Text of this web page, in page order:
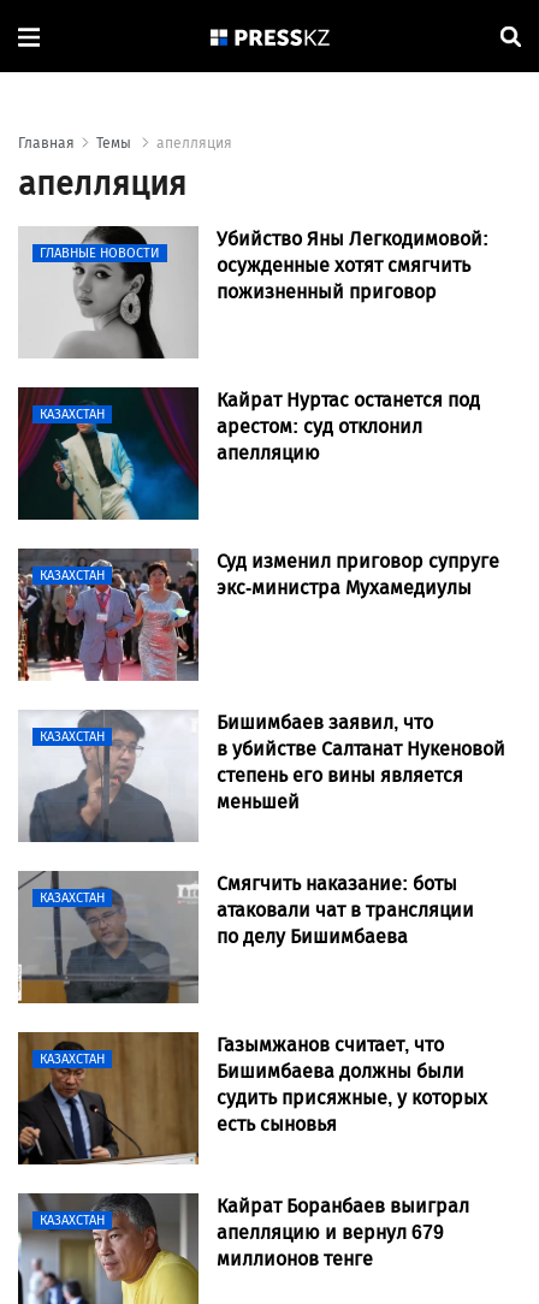
Главная Темы апелляция
апелляция
ГЛАВНЫЕ НОВОСТИ
Убийство Яны Легкодимовой:
осужденные хотят смягчить
пожизненный приговор
КАЗАХСТАН
Кайрат Нуртас останется под
арестом: суд отклонил
апелляцию
КАЗАХСТАН
Суд изменил приговор супруге
экс-министра Мухамедиулы
КАЗАХСТАН
Бишимбаев заявил, что
в убийстве Салтанат Нукеновой
степень его вины является
меньшей
КАЗАХСТАН
Смягчить наказание: боты
атаковали чат в трансляции
по делу Бишимбаева
КАЗАХСТАН
Газымжанов считает, что
Бишимбаева должны были
судить присяжные, у которых
есть сыновья
КАЗАХСТАН
Кайрат Боранбаев выиграл
апелляцию и вернул 679
миллионов тенге